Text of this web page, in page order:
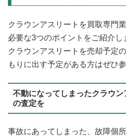
クラウンアスリートを買取専門
必要な3つのポイントをご紹介し
クラウンアスリートを売却予定
もりに出す予定がある方はぜひ
不動になってしまったクラウ
の査定を
事故にあってしまった、故障個